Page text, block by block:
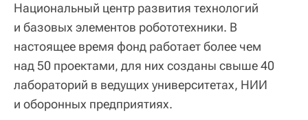
Национальный центр развития технологий
и базовых элементов робототехники. В
настоящее время фонд работает более чем
над 50 проектами, для них созданы свыше 40
лабораторий в ведущих университетах, НИИ
и оборонных предприятиях.